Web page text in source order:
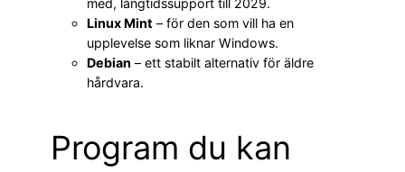
med, långtidssupport till 2029.
Linux Mint – för den som vill ha en
upplevelse som liknar Windows.
Debian – ett stabilt alternativ för äldre
hårdvara.
Program du kan